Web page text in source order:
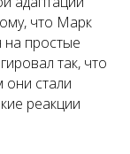
что Марк
на простые
так, что
стали
реакции